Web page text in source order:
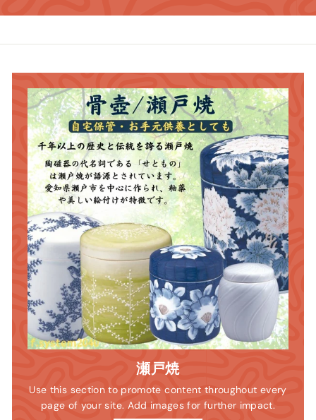
瀬戸焼
Use this section to promote content throughout every
page of your site. Add images for further impact.